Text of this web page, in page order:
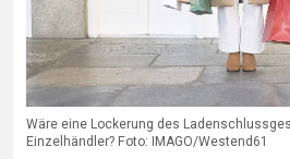
Wäre eine Lockerung des
Einzelhändler? Foto: IMAGO/Westend61